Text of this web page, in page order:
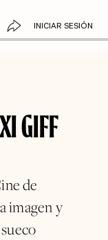
INICIAR SESIÓN
GIFF
de
imagen y